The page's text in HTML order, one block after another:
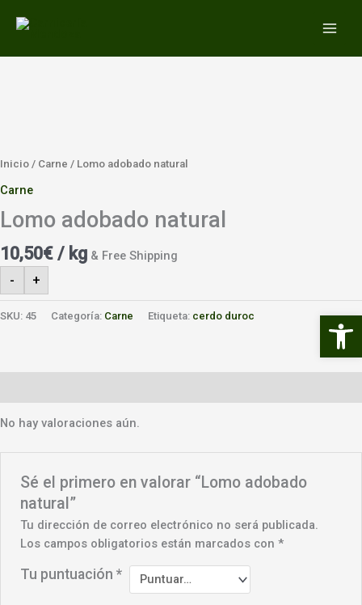
Inicio / Carne / Lomo adobado natural
Carne
Lomo adobado natural
10,50€ / kg & Free Shipping
- +
SKU: 45 Categoría: Carne Etiqueta: cerdo duroc
No hay valoraciones aún.
Sé el primero en valorar “Lomo adobado
natural”
Tu dirección de correo electrónico no será publicada.
Los campos obligatorios están marcados con*
Tu puntuación*
Abrir